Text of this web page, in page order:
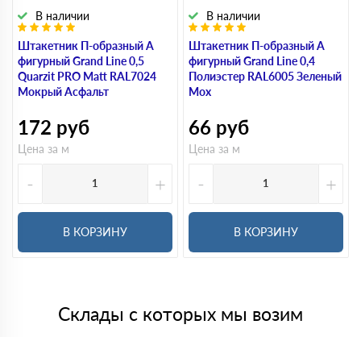
Штакетник П-образный А
фигурный Grand Line 0,5
Quarzit PRO Matt RAL7024
Мокрый Асфальт
В наличии
172 руб
Цена за м
- +
В КОРЗИНУ
Штакетник П-образный А
фигурный Grand Line 0,4
Полиэстер RAL6005 Зеленый
Мох
В наличии
66 руб
Цена за м
- +
В КОРЗИНУ
Склады с которых мы возим